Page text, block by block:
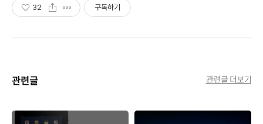
32 구독하기
관련글 관련글 더보기